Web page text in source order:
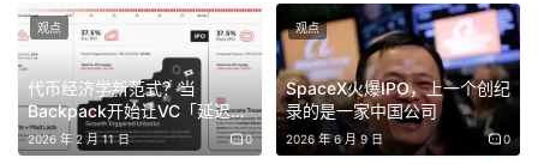
在2026年世界经济论坛上，全球顶级金融领袖与历史学家
发出警告，认为当前由人工智能、政府债务高企、贸易保护
主义及地缘政治分裂构成的复杂局面，与1920年代走向大
萧条前夕存在令人不安的相似性。
代币经济学新范式？当
Backpack开始让VC「延迟满
足」
2026 年 2 月 11 日 0
观点
SpaceX火爆IPO，上一个创纪
录的是一家中国公司
2026 年 6 月 9 日 0
观点